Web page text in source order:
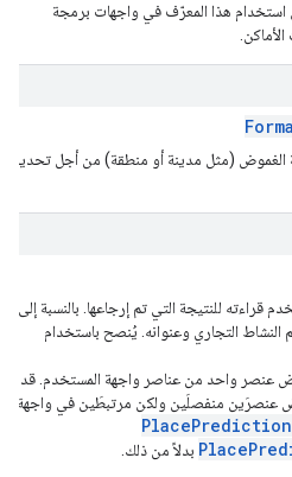
استخدام هذا المعرّف في واجهات برمجة
الغموض (مثل مدينة أو منطقة) من أجل تحديد
للنتيجة التي تم إرجاعها. بالنسبة إلى
النشاط التجاري وعنوانه. يُنصح باستخدام
عنصر واحد من عناصر واجهة المستخدم. قد
عنصرَين منفصلَين ولكن مرتبطَين في واجهة
بدلاً من ذلك.